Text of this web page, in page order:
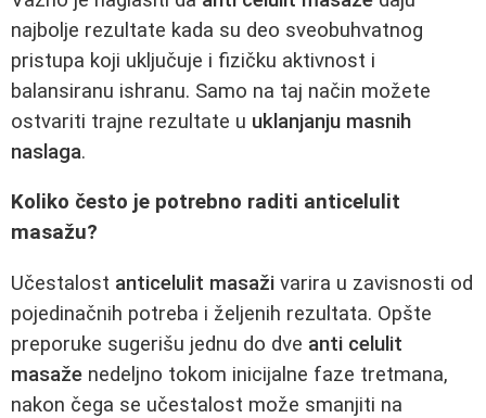
najbolje rezultate kada su deo sveobuhvatnog
pristupa koji uključuje i fizičku aktivnost i
balansiranu ishranu. Samo na taj način možete
ostvariti trajne rezultate u uklanjanju masnih
naslaga.
Koliko često je potrebno raditi anticelulit
masažu?
Učestalost anticelulit masaži varira u zavisnosti od
pojedinačnih potreba i željenih rezultata. Opšte
preporuke sugerišu jednu do dve anti celulit
masaže nedeljno tokom inicijalne faze tretmana,
nakon čega se učestalost može smanjiti na